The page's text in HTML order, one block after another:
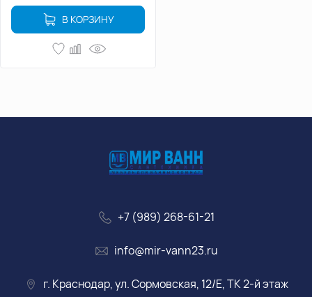
В КОРЗИНУ
+7 (989) 268-61-21
info@mir-vann23.ru
г. Краснодар, ул. Сормовская, 12/Е, ТК 2-й этаж